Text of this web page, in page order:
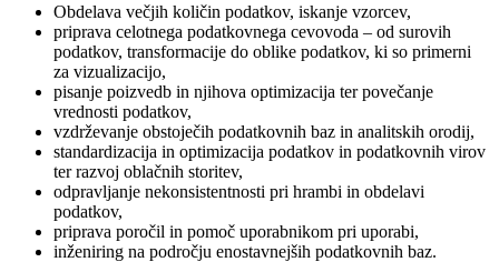
Obdelava večjih količin podatkov, iskanje vzorcev,
priprava celotnega podatkovnega cevovoda – od surovih
podatkov, transformacije do oblike podatkov, ki so primerni
za vizualizacijo,
pisanje poizvedb in njihova optimizacija ter povečanje
vrednosti podatkov,
vzdrževanje obstoječih podatkovnih baz in analitskih orodij,
standardizacija in optimizacija podatkov in podatkovnih virov
ter razvoj oblačnih storitev,
odpravljanje nekonsistentnosti pri hrambi in obdelavi
podatkov,
priprava poročil in pomoč uporabnikom pri uporabi,
inženiring na področju enostavnejših podatkovnih baz.